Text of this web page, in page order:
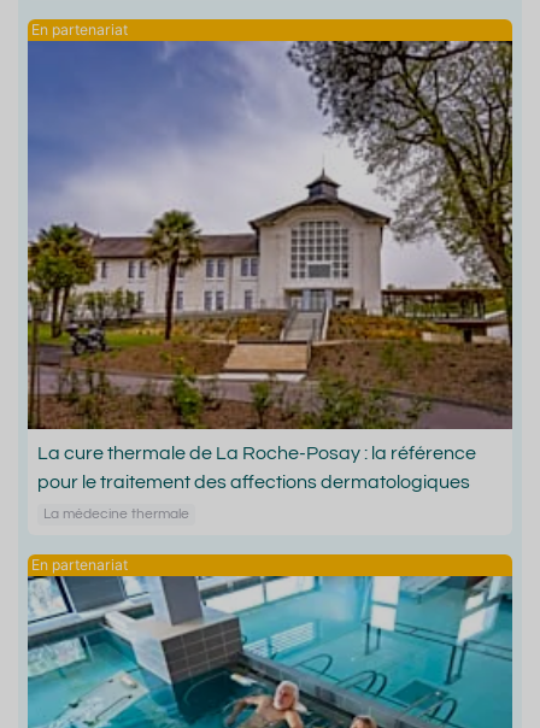
La cure thermale de La Roche-Posay : la référence
pour le traitement des affections dermatologiques
La médecine thermale